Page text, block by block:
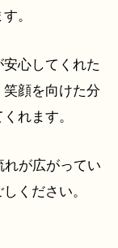
。
心してくれた
顔を向けた分
れます。
が広がってい
ください。